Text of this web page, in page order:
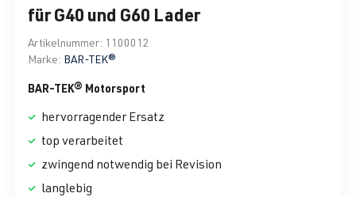
für G40 und G60 Lader
Artikelnummer: 1100012
Marke: BAR-TEK®
BAR-TEK® Motorsport
hervorragender Ersatz
top verarbeitet
zwingend notwendig bei Revision
langlebig